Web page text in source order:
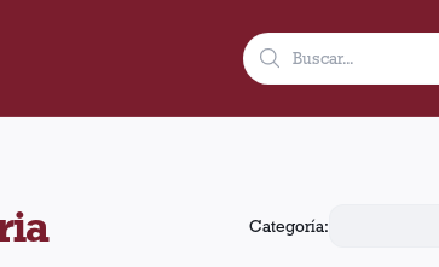
Categoría: